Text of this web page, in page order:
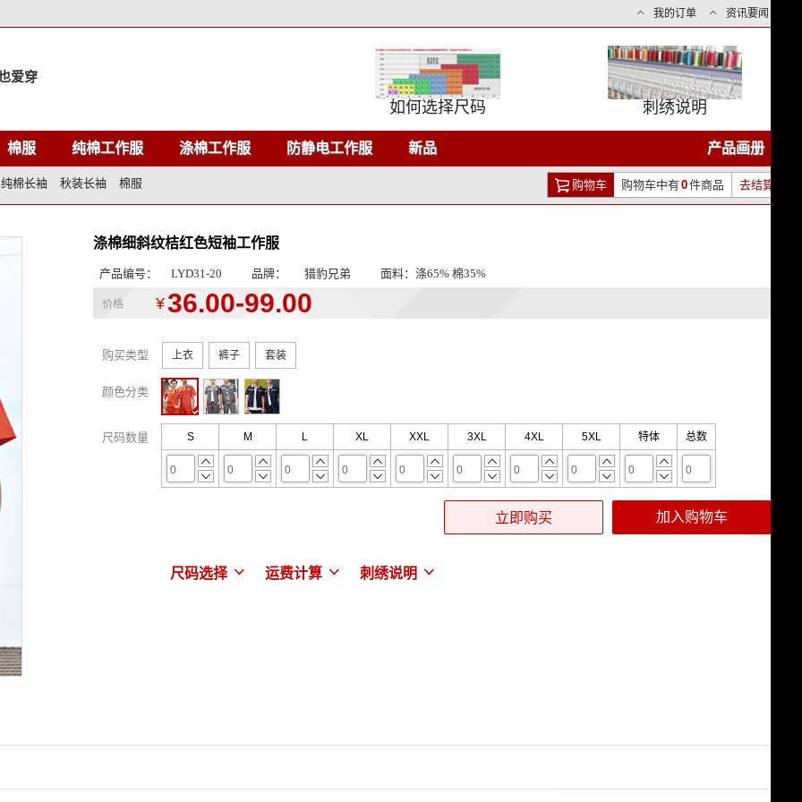
我的订单 资讯要闻
爱穿
如何选择尺码 刺绣说明
棉服 纯棉工作服 涤棉工作服 防静电工作服 新品 产品画册
纯棉长袖 秋装长袖 棉服 购物车 购物车中有0件商品 去结算
涤棉细斜纹桔红色短袖工作服
产品编号： LYD31-20 品牌： 猎豹兄弟 面料：涤65% 棉35%
价格 ¥36.00-99.00
购买类型 上衣 裤子 套装
颜色分类
尺码数量 S M L XL XXL 3XL 4XL 5XL 特体 总数


















尺码选择 运费计算 刺绣说明